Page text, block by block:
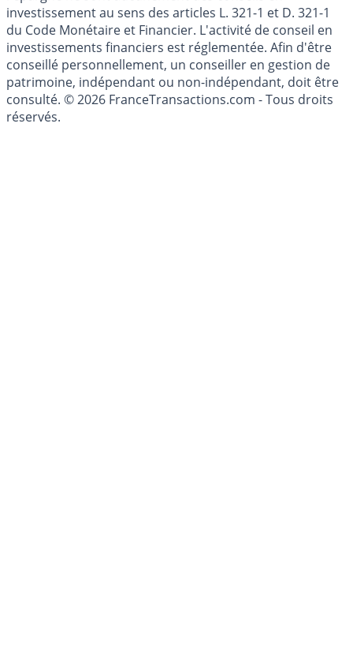
Les articles et commentaires publiés sur le guide de
l'épargne ne sont aucunement des conseils en
investissement au sens des articles L. 321-1 et D. 321-1
du Code Monétaire et Financier. L'activité de conseil en
investissements financiers est réglementée. Afin d'être
conseillé personnellement, un conseiller en gestion de
patrimoine, indépendant ou non-indépendant, doit être